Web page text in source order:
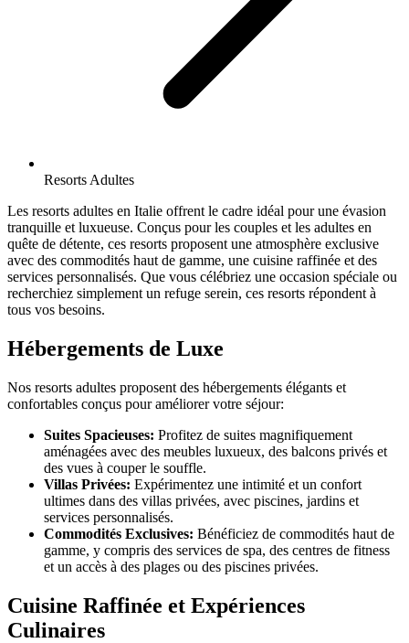
Resorts Adultes
Les resorts adultes en Italie offrent le cadre idéal pour une évasion
tranquille et luxueuse. Conçus pour les couples et les adultes en
quête de détente, ces resorts proposent une atmosphère exclusive
avec des commodités haut de gamme, une cuisine raffinée et des
services personnalisés. Que vous célébriez une occasion spéciale ou
recherchiez simplement un refuge serein, ces resorts répondent à
tous vos besoins.
Hébergements de Luxe
Nos resorts adultes proposent des hébergements élégants et
confortables conçus pour améliorer votre séjour:
Suites Spacieuses: Profitez de suites magnifiquement
aménagées avec des meubles luxueux, des balcons privés et
des vues à couper le souffle.
Villas Privées: Expérimentez une intimité et un confort
ultimes dans des villas privées, avec piscines, jardins et
services personnalisés.
Commodités Exclusives: Bénéficiez de commodités haut de
gamme, y compris des services de spa, des centres de fitness
et un accès à des plages ou des piscines privées.
Cuisine Raffinée et Expériences
Culinaires